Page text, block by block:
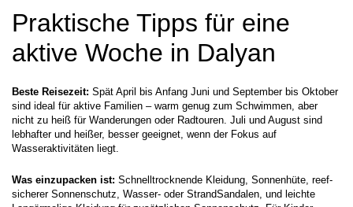
Praktische Tipps für eine
aktive Woche in Dalyan
Beste Reisezeit: Spät April bis Anfang Juni und September bis Oktober
sind ideal für aktive Familien – warm genug zum Schwimmen, aber
nicht zu heiß für Wanderungen oder Radtouren. Juli und August sind
lebhafter und heißer, besser geeignet, wenn der Fokus auf
Wasseraktivitäten liegt.
Was einzupacken ist: Schnelltrocknende Kleidung, Sonnenhüte, reef-
sicherer Sonnenschutz, Wasser- oder StrandSandalen, und leichte